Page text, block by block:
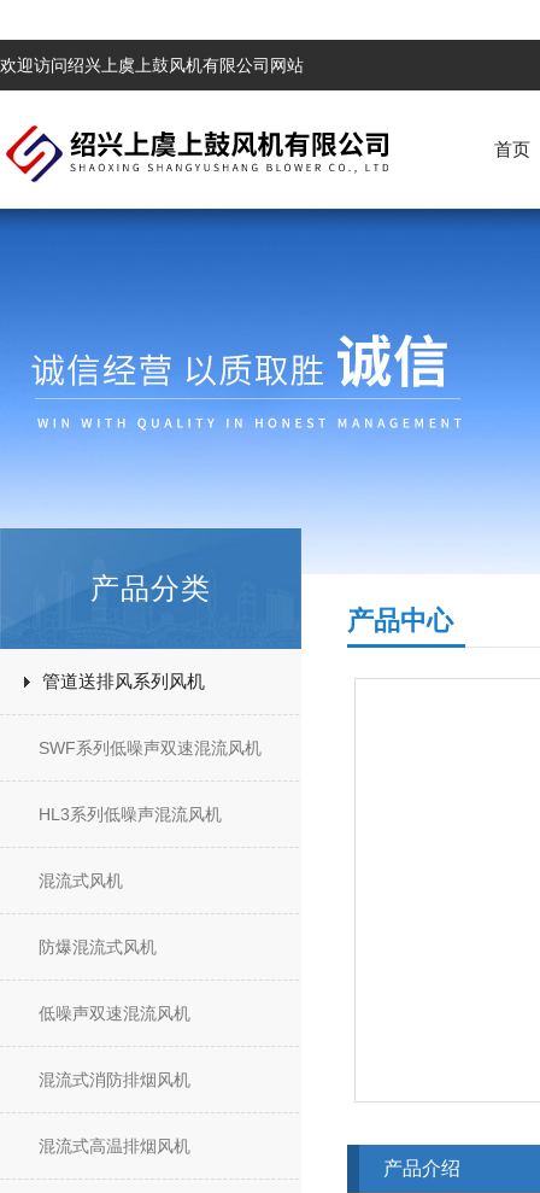
欢迎访问绍兴上虞上鼓风机有限公司网站
首页
产品分类
管道送排风系列风机
SWF系列低噪声双速混流风机
HL3系列低噪声混流风机
混流式风机
防爆混流式风机
低噪声双速混流风机
混流式消防排烟风机
混流式高温排烟风机
产品中心
产品介绍